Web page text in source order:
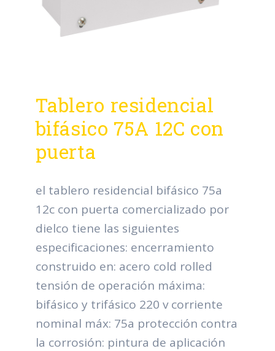
Tablero residencial
bifásico 75A 12C con
puerta
el tablero residencial bifásico 75a
12c con puerta comercializado por
dielco tiene las siguientes
especificaciones: encerramiento
construido en: acero cold rolled
tensión de operación máxima:
bifásico y trifásico 220 v corriente
nominal máx: 75a protección contra
la corrosión: pintura de aplicación